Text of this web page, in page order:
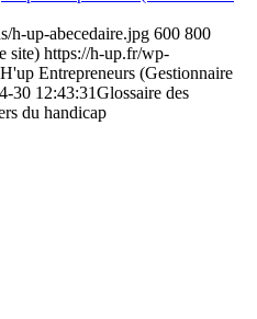
h-up-abecedaire.jpg 600 800
site) https://h-up.fr/wp-
H'up Entrepreneurs (Gestionnaire
30 12:43:31Glossaire des
du handicap